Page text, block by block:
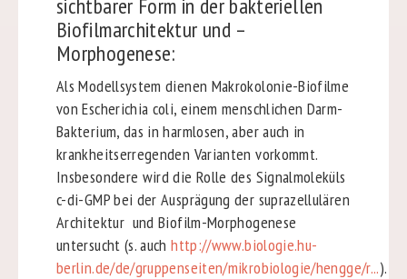
sichtbarer Form in der bakteriellen
Biofilmarchitektur und –
Morphogenese:
Als Modellsystem dienen Makrokolonie-Biofilme
von Escherichia coli, einem menschlichen Darm-
Bakterium, das in harmlosen, aber auch in
krankheitserregenden Varianten vorkommt.
Insbesondere wird die Rolle des Signalmoleküls
c-di-GMP bei der Ausprägung der suprazellulären
Architektur und Biofilm-Morphogenese
untersucht (s. auchhttp://www.biologie.hu-
berlin.de/de/gruppenseiten/mikrobiologie/hengge/r...).